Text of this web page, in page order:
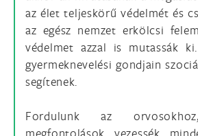
az élet teljeskörű védelmét és
az egész nemzet erkölcsi
védelmet azzal is mutassák
gyermeknevelési gondjain
segítenek.
Fordulunk az